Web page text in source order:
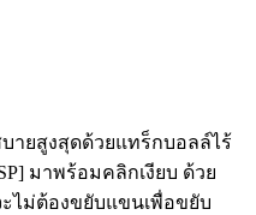
ายสูงสุดด้วยแทร็กบอลล์ไร้
มาพร้อมคลิกเงียบ ด้วย
ไม่ต้องขยับแขนเพื่อขยับ